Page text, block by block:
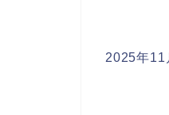
2025年11